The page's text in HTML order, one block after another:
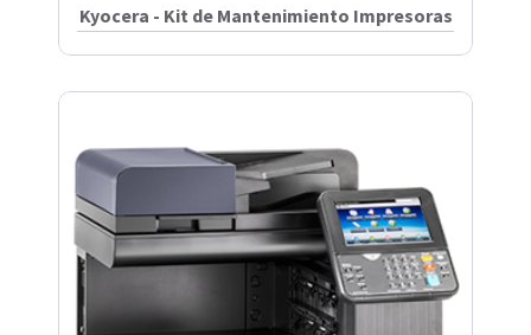
Kyocera - Kit de Mantenimiento Impresoras